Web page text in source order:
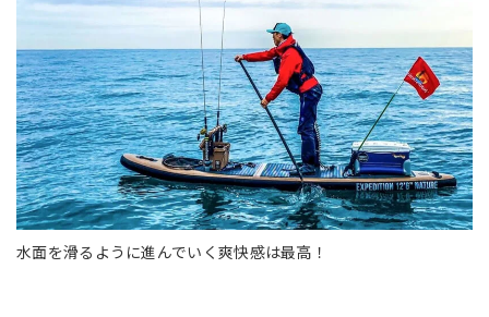
水面を滑るように進んでいく爽快感は最高！